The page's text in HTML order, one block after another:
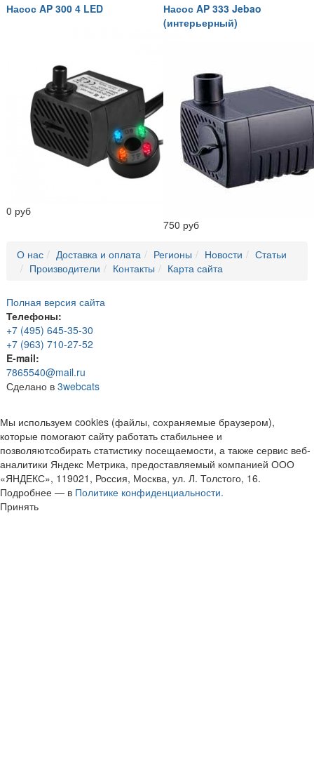
Насос AP 300 4 LED
0 руб
Насос AP 333 Jebao
(интерьерный)
750 руб
О нас Доставка и оплата Регионы Новости
Статьи
Производители
Контакты Карта сайта
Полная версия сайта
Телефоны:
+7 (495) 645-35-30
+7 (963) 710-27-52
E-mail:
7865540@mail.ru
Сделано в 3webcats
Мы используем cookies (файлы, сохраняемые браузером),
которые помогают сайту работать стабильнее и
позволяютсобирать статистику посещаемости, а также сервис веб-
аналитики Яндекс Метрика, предоставляемый компанией ООО
«ЯНДЕКС», 119021, Россия, Москва, ул. Л. Толстого, 16.
Подробнее — в Политике конфиденциальности.
Принять